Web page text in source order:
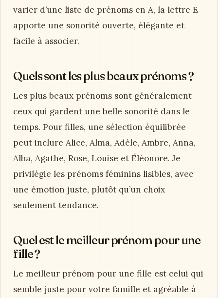
varier d’une liste de prénoms en A, la lettre E
apporte une sonorité ouverte, élégante et
facile à associer.
Quels sont les plus beaux prénoms ?
Les plus beaux prénoms sont généralement
ceux qui gardent une belle sonorité dans le
temps. Pour filles, une sélection équilibrée
peut inclure Alice, Alma, Adèle, Ambre, Anna,
Alba, Agathe, Rose, Louise et Éléonore. Je
privilégie les prénoms féminins lisibles, avec
une émotion juste, plutôt qu’un choix
seulement tendance.
Quel est le meilleur prénom pour une
fille ?
Le meilleur prénom pour une fille est celui qui
semble juste pour votre famille et agréable à